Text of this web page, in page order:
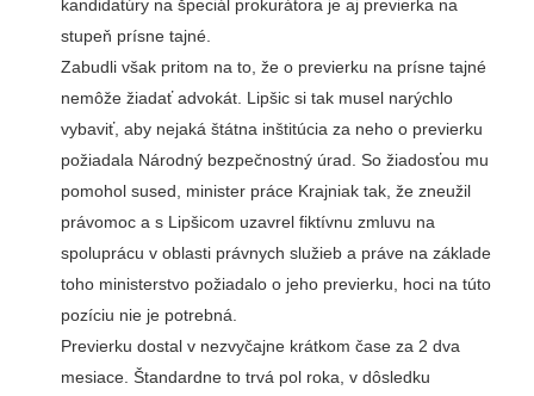
kandidatúry na špeciál prokurátora je aj previerka na
stupeň prísne tajné.
Zabudli však pritom na to, že o previerku na prísne tajné
nemôže žiadať advokát. Lipšic si tak musel narýchlo
vybaviť, aby nejaká štátna inštitúcia za neho o previerku
požiadala Národný bezpečnostný úrad. So žiadosťou mu
pomohol sused, minister práce Krajniak tak, že zneužil
právomoc a s Lipšicom uzavrel fiktívnu zmluvu na
spoluprácu v oblasti právnych služieb a práve na základe
toho ministerstvo požiadalo o jeho previerku, hoci na túto
pozíciu nie je potrebná.
Previerku dostal v nezvyčajne krátkom čase za 2 dva
mesiace. Štandardne to trvá pol roka, v dôsledku